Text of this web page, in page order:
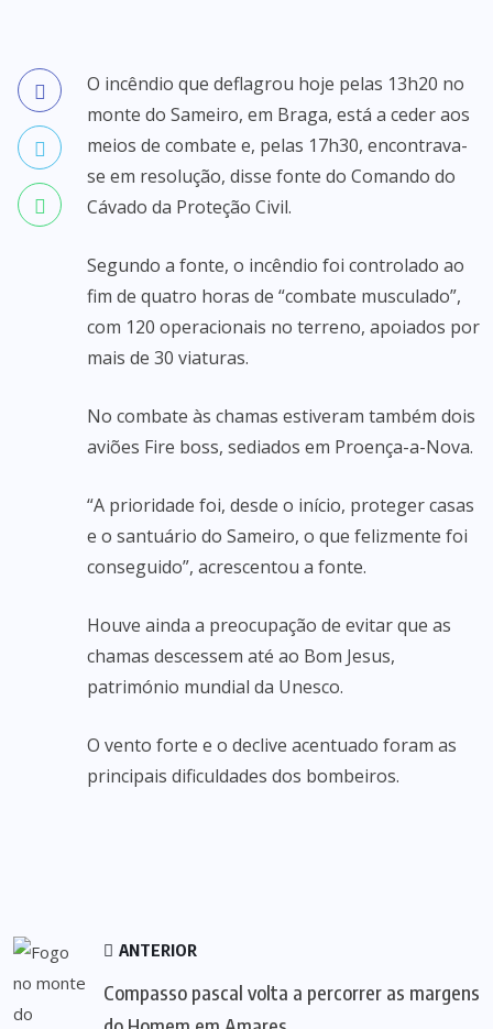
O incêndio que deflagrou hoje pelas 13h20 no
monte do Sameiro, em Braga, está a ceder aos
meios de combate e, pelas 17h30, encontrava-
se em resolução, disse fonte do Comando do
Cávado da Proteção Civil.
Segundo a fonte, o incêndio foi controlado ao
fim de quatro horas de “combate musculado”,
com 120 operacionais no terreno, apoiados por
mais de 30 viaturas.
No combate às chamas estiveram também dois
aviões Fire boss, sediados em Proença-a-Nova.
“A prioridade foi, desde o início, proteger casas
e o santuário do Sameiro, o que felizmente foi
conseguido”, acrescentou a fonte.
Houve ainda a preocupação de evitar que as
chamas descessem até ao Bom Jesus,
património mundial da Unesco.
O vento forte e o declive acentuado foram as
principais dificuldades dos bombeiros.
ANTERIOR
Compasso pascal volta a percorrer as margens